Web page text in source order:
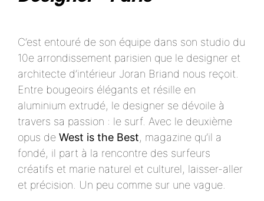
C’est entouré de son équipe dans son studio du
10e arrondissement parisien que le designer et
architecte d’intérieur Joran Briand nous reçoit.
Entre bougeoirs élégants et résille en
aluminium extrudé, le designer se dévoile à
travers sa passion : le surf. Avec le deuxième
opus de West is the Best, magazine qu’il a
fondé, il part à la rencontre des surfeurs
créatifs et marie naturel et culturel, laisser-aller
et précision. Un peu comme sur une vague.